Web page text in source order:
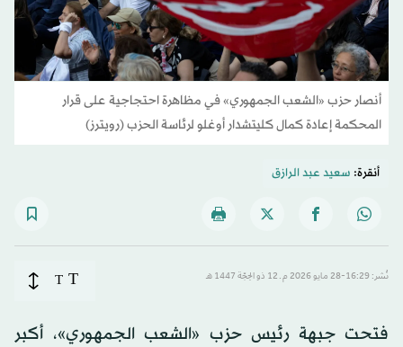
أنصار حزب «الشعب الجمهوري» في مظاهرة احتجاجية على قرار
المحكمة إعادة كمال كليتشدار أوغلو لرئاسة الحزب (رويترز)
أنقرة: سعيد عبد الرازق
نُشر: 16:29-28 مايو 2026 م ـ 12 ذو الحِجّة 1447 هـ T
T
فتحت جبهة رئيس حزب «الشعب الجمهوري»، أكبر